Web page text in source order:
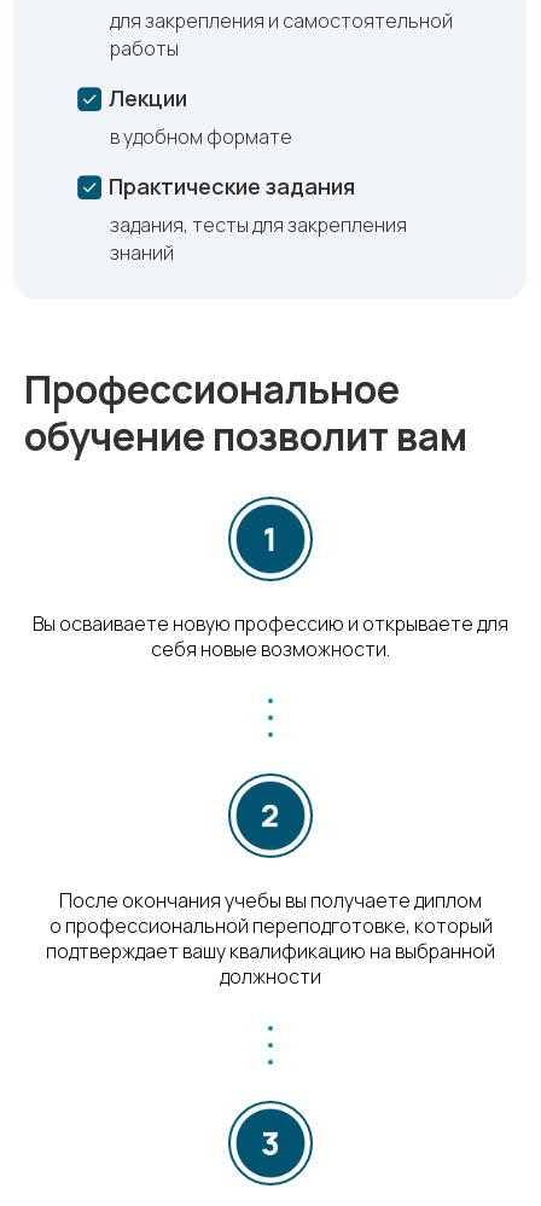
Лекции
Практические задания
для закрепления и самостоятельной
работы
в удобном формате
задания, тесты для закрепления
знаний
Профессиональное
обучение позволит вам
Вы осваиваете новую профессию и открываете для
себя новые возможности.
После окончания учебы вы получаете диплом
о профессиональной переподготовке, который
подтверждает вашу квалификацию на выбранной
должности